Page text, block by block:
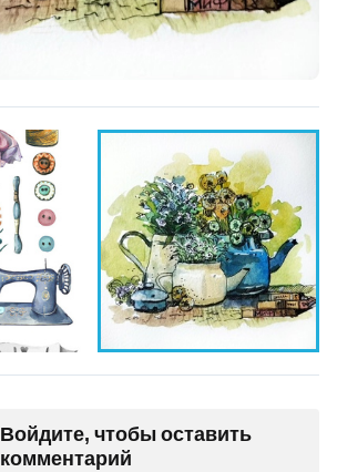
Войдите, чтобы оставить
комментарий